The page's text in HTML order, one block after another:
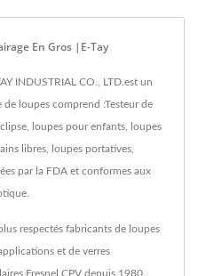
En Gros |E-Tay
INDUSTRIAL CO., LTD.est un
loupes comprend :Testeur de
loupes pour enfants, loupes
libres, loupes portatives,
par la FDA et conformes aux
respectés fabricants de loupes
et de verres
Fresnel CPV depuis 1980.